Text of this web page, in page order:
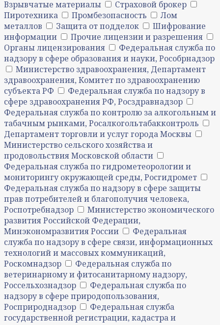
Взрывчатые материалы
Страховой брокер
Пиротехника
Промбезопасность
Лом
металлов
Защита от подделок
Шифрование
информации
Прочие лицензии и разрешения
Органы лицензирования
Федеральная служба по
надзору в сфере образования и науки, Рособрнадзор
Министерство здравоохранения, Департамент
здравоохранения, Комитет по здравоохранению
субъекта РФ
Федеральная служба по надзору в
сфере здравоохранения РФ, Росздравнадзор
Федеральная служба по контролю за алкогольным и
табачным рынками, Росалкогольтабакконтроль
Департамент торговли и услуг города Москвы
Министерство сельского хозяйства и
продовольствия Московской области
Федеральная служба по гидрометеорологии и
мониторингу окружающей среды, Росгидромет
Федеральная служба по надзору в сфере защиты
прав потребителей и благополучия человека,
Роспотребнадзор
Министерство экономического
развития Российской Федерации,
Минэкономразвития России
Федеральная
служба по надзору в сфере связи, информационных
технологий и массовых коммуникаций,
Роскомнадзор
Федеральная служба по
ветеринарному и фитосанитарному надзору,
Россельхознадзор
Федеральная служба по
надзору в сфере природопользования,
Росприроднадзор
Федеральная служба
государственной регистрации, кадастра и